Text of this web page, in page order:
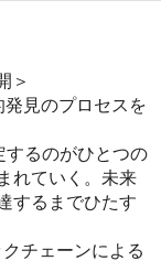
＞
見のプロセスを
するのがひとつの
れていく。未来
するまでひたす
チェーンによる